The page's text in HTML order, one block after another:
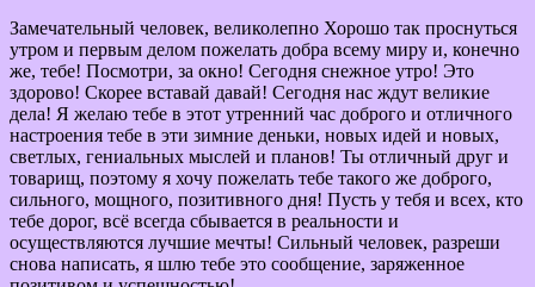
Замечательный человек, великолепно Хорошо так проснуться
утром и первым делом пожелать добра всему миру и, конечно
же, тебе! Посмотри, за окно! Сегодня снежное утро! Это
здорово! Скорее вставай давай! Сегодня нас ждут великие
дела! Я желаю тебе в этот утренний час доброго и отличного
настроения тебе в эти зимние деньки, новых идей и новых,
светлых, гениальных мыслей и планов! Ты отличный друг и
товарищ, поэтому я хочу пожелать тебе такого же доброго,
сильного, мощного, позитивного дня! Пусть у тебя и всех, кто
тебе дорог, всё всегда сбывается в реальности и
осуществляются лучшие мечты! Сильный человек, разреши
снова написать, я шлю тебе это сообщение, заряженное